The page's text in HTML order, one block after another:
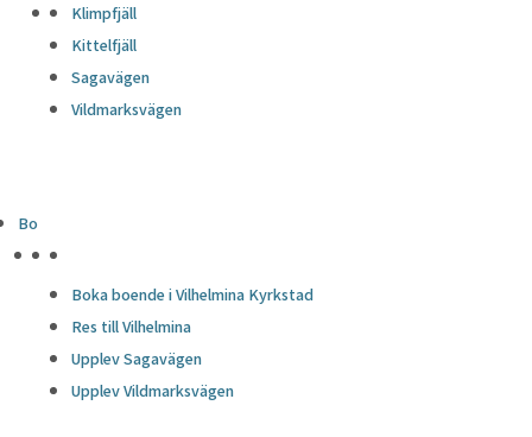
Klimpfjäll
Kittelfjäll
Sagavägen
Vildmarksvägen
Bo
Boka boende i Vilhelmina Kyrkstad
Res till Vilhelmina
Upplev Sagavägen
Upplev Vildmarksvägen